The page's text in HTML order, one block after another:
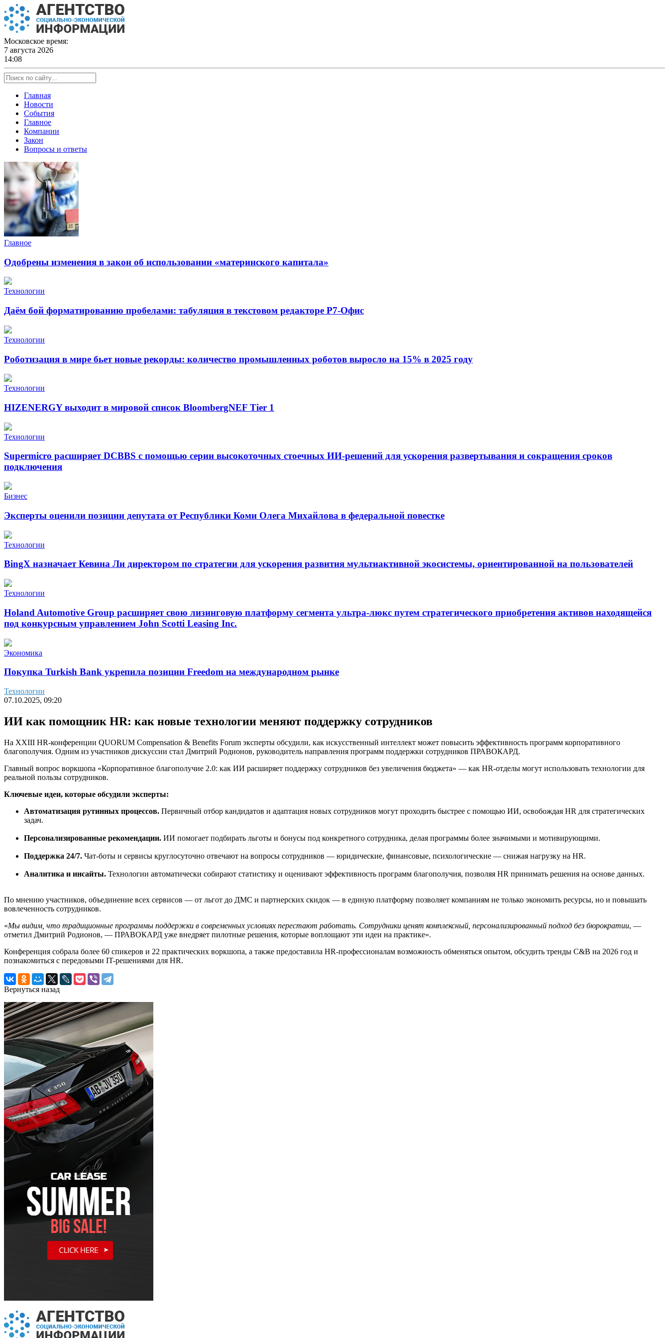
Skip
to
content
Московское время:
7 августа 2026
14:08
Главная
Новости
События
Главное
Компании
Закон
Вопросы и ответы
Главное
Одобрены изменения в закон об использовании «материнского капитала»
Технологии
Даём бой форматированию пробелами: табуляция в текстовом редакторе Р7-Офис
Технологии
Роботизация в мире бьет новые рекорды: количество промышленных роботов выросло на 15% в 2025 году
Технологии
HIZENERGY выходит в мировой список BloombergNEF Tier 1
Технологии
Supermicro расширяет DCBBS с помощью серии высокоточных стоечных ИИ-решений для ускорения развертывания и сокращения сроков
подключения
Бизнес
Эксперты оценили позиции депутата от Республики Коми Олега Михайлова в федеральной повестке
Технологии
BingX назначает Кевина Ли директором по стратегии для ускорения развития мультиактивной экосистемы, ориентированной на пользователей
Технологии
Holand Automotive Group расширяет свою лизинговую платформу сегмента ультра-люкс путем стратегического приобретения активов находящейся
под конкурсным управлением John Scotti Leasing Inc.
Экономика
Покупка Turkish Bank укрепила позиции Freedom на международном рынке
Технологии
07.10.2025, 09:20
ИИ как помощник HR: как новые технологии меняют поддержку сотрудников
На XXIII HR-конференции QUORUM Compensation & Benefits Forum эксперты обсудили, как искусственный интеллект может повысить эффективность программ корпоративного
благополучия. Одним из участников дискуссии стал Дмитрий Родионов, руководитель направления программ поддержки сотрудников ПРАВОКАРД.
Главный вопрос воркшопа «Корпоративное благополучие 2.0: как ИИ расширяет поддержку сотрудников без увеличения бюджета» — как HR-отделы могут использовать технологии для
реальной пользы сотрудников.
Ключевые идеи, которые обсудили эксперты:
Автоматизация рутинных процессов. Первичный отбор кандидатов и адаптация новых сотрудников могут проходить быстрее с помощью ИИ, освобождая HR для стратегических
задач.
Персонализированные рекомендации. ИИ помогает подбирать льготы и бонусы под конкретного сотрудника, делая программы более значимыми и мотивирующими.
Поддержка 24/7. Чат-боты и сервисы круглосуточно отвечают на вопросы сотрудников — юридические, финансовые, психологические — снижая нагрузку на HR.
Аналитика и инсайты. Технологии автоматически собирают статистику и оценивают эффективность программ благополучия, позволяя HR принимать решения на основе данных.
По мнению участников, объединение всех сервисов — от льгот до ДМС и партнерских скидок — в единую платформу позволяет компаниям не только экономить ресурсы, но и повышать
вовлеченность сотрудников.
«Мы видим, что традиционные программы поддержки в современных условиях перестают работать. Сотрудники ценят комплексный, персонализированный подход без бюрократии, —
отметил Дмитрий Родионов, — ПРАВОКАРД уже внедряет пилотные решения, которые воплощают эти идеи на практике».
Конференция собрала более 60 спикеров и 22 практических воркшопа, а также предоставила HR-профессионалам возможность обменяться опытом, обсудить тренды C&B на 2026 год и
познакомиться с передовыми IT-решениями для HR.
Вернуться назад